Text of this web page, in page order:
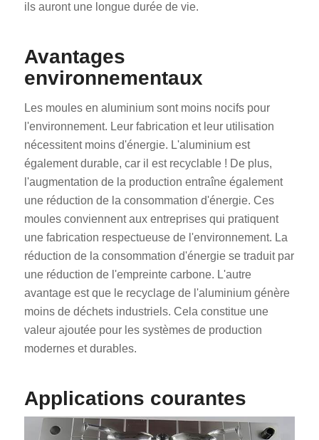
ils auront une longue durée de vie.
Avantages
environnementaux
Les moules en aluminium sont moins nocifs pour
l'environnement. Leur fabrication et leur utilisation
nécessitent moins d'énergie. L'aluminium est
également durable, car il est recyclable ! De plus,
l'augmentation de la production entraîne également
une réduction de la consommation d'énergie. Ces
moules conviennent aux entreprises qui pratiquent
une fabrication respectueuse de l'environnement. La
réduction de la consommation d'énergie se traduit par
une réduction de l'empreinte carbone. L'autre
avantage est que le recyclage de l'aluminium génère
moins de déchets industriels. Cela constitue une
valeur ajoutée pour les systèmes de production
modernes et durables.
Applications courantes